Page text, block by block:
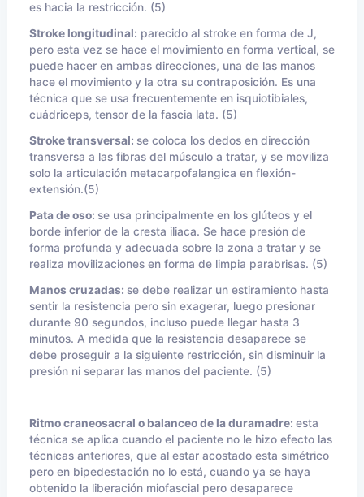
es hacia la restricción. (5)
Stroke longitudinal: parecido al stroke en forma de J,
pero esta vez se hace el movimiento en forma vertical, se
puede hacer en ambas direcciones, una de las manos
hace el movimiento y la otra su contraposición. Es una
técnica que se usa frecuentemente en isquiotibiales,
cuádriceps, tensor de la fascia lata. (5)
Stroke transversal: se coloca los dedos en dirección
transversa a las fibras del músculo a tratar, y se moviliza
solo la articulación metacarpofalangica en flexión-
extensión.(5)
Pata de oso: se usa principalmente en los glúteos y el
borde inferior de la cresta iliaca. Se hace presión de
forma profunda y adecuada sobre la zona a tratar y se
realiza movilizaciones en forma de limpia parabrisas. (5)
Manos cruzadas: se debe realizar un estiramiento hasta
sentir la resistencia pero sin exagerar, luego presionar
durante 90 segundos, incluso puede llegar hasta 3
minutos. A medida que la resistencia desaparece se
debe proseguir a la siguiente restricción, sin disminuir la
presión ni separar las manos del paciente. (5)
Ritmo craneosacral o balanceo de la duramadre: esta
técnica se aplica cuando el paciente no le hizo efecto las
técnicas anteriores, que al estar acostado esta simétrico
pero en bipedestación no lo está, cuando ya se haya
obtenido la liberación miofascial pero desaparece